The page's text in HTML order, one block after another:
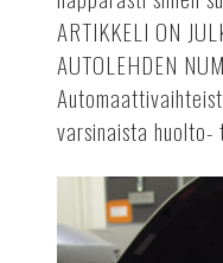
ARTIKKELI ON
AUTOLEHDEN
varsinaista huolto-
Laitekatsaus:
automaattiset
ilmastointihuoltolaitteet